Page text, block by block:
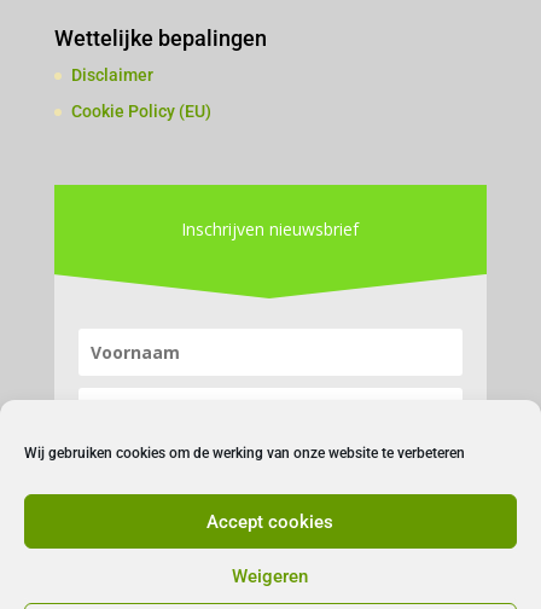
Wij gebruiken cookies om de werking van onze website te verbeteren
Accept cookies
Weigeren
Wettelijke bepalingen
Disclaimer
Cookie Policy (EU)
Inschrijven nieuwsbrief
Inschrijven